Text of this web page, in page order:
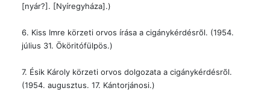
[nyár?]. [Nyíregyháza].)
6. Kiss Imre körzeti orvos írása a cigánykérdésrõl. (1954.
július 31. Ököritófülpös.)
7. Ésik Károly körzeti orvos dolgozata a cigánykérdésrõl.
(1954. augusztus. 17. Kántorjánosi.)